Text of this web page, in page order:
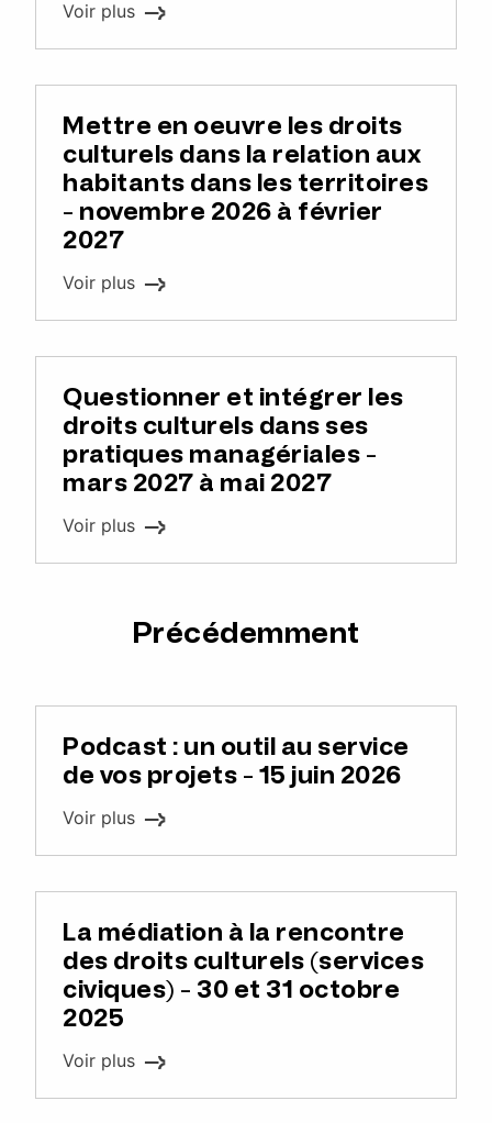
Voir plus
Mettre en oeuvre les droits
culturels dans la relation aux
habitants dans les territoires
- novembre 2026 à février
2027
Voir plus
Questionner et intégrer les
droits culturels dans ses
pratiques managériales -
mars 2027 à mai 2027
Voir plus
Précédemment
Podcast : un outil au service
de vos projets - 15 juin 2026
Voir plus
La médiation à la rencontre
des droits culturels (services
civiques) - 30 et 31 octobre
2025
Voir plus